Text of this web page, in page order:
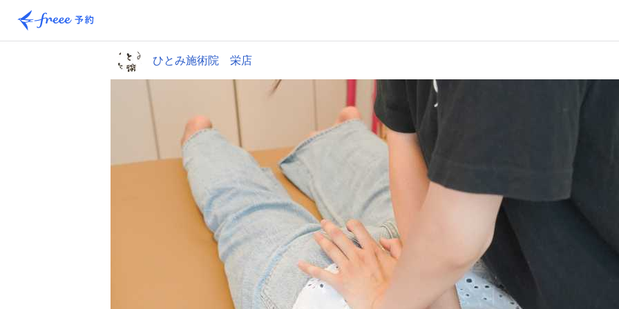
ひとみ施術院 栄店